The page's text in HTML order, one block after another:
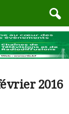
2016